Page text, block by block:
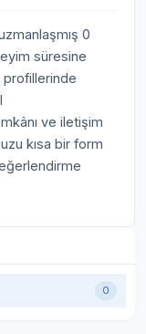
0
0
süresine
profillerinde
ve iletişim
kısa bir form